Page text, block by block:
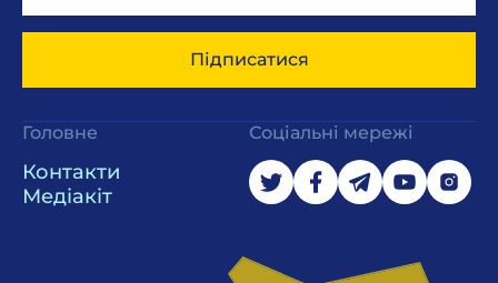
Підписатися
Головне
Контакти
Медіакіт
Соціальні мережі